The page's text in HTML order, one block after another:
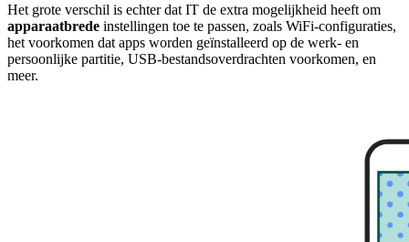
Het grote verschil is echter dat IT de extra mogelijkheid heeft om
apparaatbrede instellingen toe te passen, zoals WiFi-configuraties,
het voorkomen dat apps worden geïnstalleerd op de werk- en
persoonlijke partitie, USB-bestandsoverdrachten voorkomen, en
meer.